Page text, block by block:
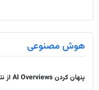
هوش مصنوعی
پنهان کردن AI Overviews از نتایج جستجوی گوگل